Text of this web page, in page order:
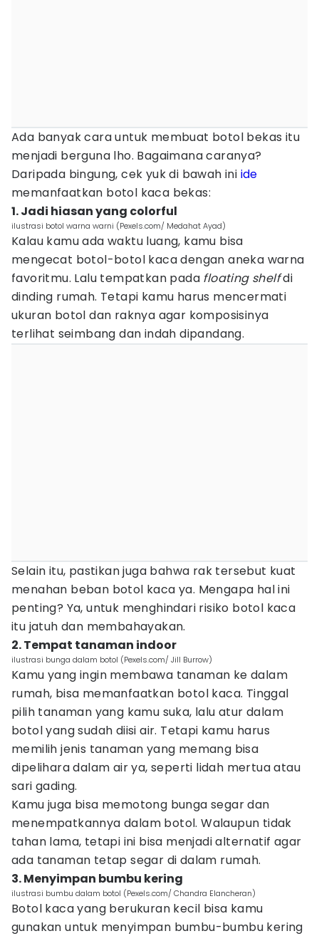
Ada banyak cara untuk membuat botol bekas itu
menjadi berguna lho. Bagaimana caranya?
Daripada bingung, cek yuk di bawah ini ide
memanfaatkan botol kaca bekas:
1. Jadi hiasan yang colorful
ilustrasi botol warna warni (Pexels.com/ Medahat Ayad)
Kalau kamu ada waktu luang, kamu bisa
mengecat botol-botol kaca dengan aneka warna
favoritmu. Lalu tempatkan pada floating shelfdi
dinding rumah. Tetapi kamu harus mencermati
ukuran botol dan raknya agar komposisinya
terlihat seimbang dan indah dipandang.
Selain itu, pastikan juga bahwa rak tersebut kuat
menahan beban botol kaca ya. Mengapa hal ini
penting? Ya, untuk menghindari risiko botol kaca
itu jatuh dan membahayakan.
2. Tempat tanaman indoor
ilustrasi bunga dalam botol (Pexels.com/ Jill Burrow)
Kamu yang ingin membawa tanaman ke dalam
rumah, bisa memanfaatkan botol kaca. Tinggal
pilih tanaman yang kamu suka, lalu atur dalam
botol yang sudah diisi air. Tetapi kamu harus
memilih jenis tanaman yang memang bisa
dipelihara dalam air ya, seperti lidah mertua atau
sari gading.
Kamu juga bisa memotong bunga segar dan
menempatkannya dalam botol. Walaupun tidak
tahan lama, tetapi ini bisa menjadi alternatif agar
ada tanaman tetap segar di dalam rumah.
3. Menyimpan bumbu kering
ilustrasi bumbu dalam botol (Pexels.com/ Chandra Elancheran)
Botol kaca yang berukuran kecil bisa kamu
gunakan untuk menyimpan bumbu-bumbu kering